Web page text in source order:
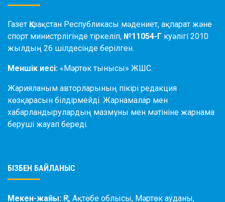
Газет Қазақстан Республикасы мәдениет, ақпарат және
спорт министрлігінде тіркеліп, №11054-Г куәлігі 2010
жылдың 26 шілдесінде берілген.
Меншік иесі: «Мәртөк тынысы» ЖШС.
Жарияланым авторларының пікірі редакция
көзқарасын білдірмейді. Жарнамалар мен
хабарландырулардың мазмұны мен мәтініне жарнама
беруші жауап береді.
БІЗБЕН БАЙЛАНЫС
Мекен-жайы: ҚР, Ақтөбе облысы, Мәртөк ауданы,